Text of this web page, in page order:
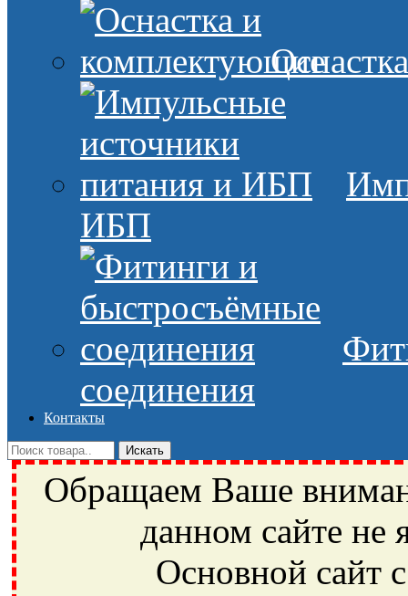
ИБП
соединения
Контакты
Обращаем Ваше
данном сайте не
Основной сайт